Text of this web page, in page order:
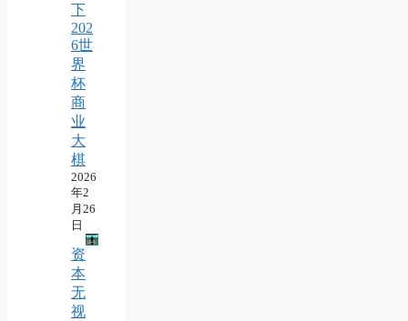
下
202
6世
界
杯
商
业
大
棋
2026
年2
月26
日
资
本
无
视